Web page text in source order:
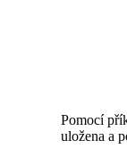
Pomocí
uložena a